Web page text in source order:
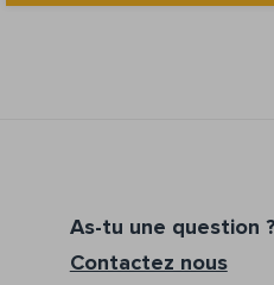
As-tu une question ?
Contactez nous